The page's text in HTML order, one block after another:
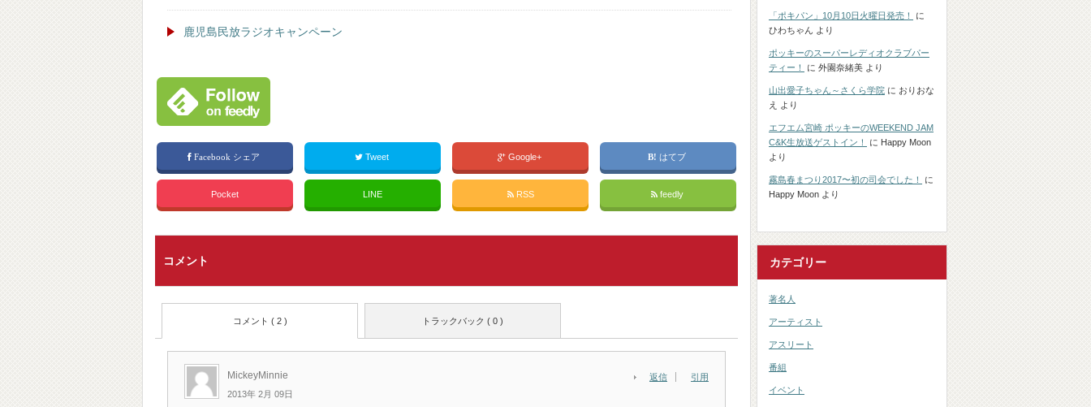
鹿児島民放ラジオキャンペーン
Facebook シェア Tweet Google+ はてブ
Pocket LINE RSS feedly
コメント
トラックバック ( 0 )
コメント ( 2 )
MickeyMinnie
2013年 2月 09日
返信 引用
「ポキパン」10月10日火曜日発売！
に
ひわちゃん より
ポッキーのスーパーレディオクラブパー
ティー！
に 外園奈緒美 より
山出愛子ちゃん～さくら学院 に おりおな
え
より
エフエム宮崎 ポッキーのWEEKEND JAM
C&K生放送ゲストイン！
に Happy Moon
より
霧島春まつり2017〜初の司会でした！
に
Happy Moon より
カテゴリー
著名人
アーティスト
アスリート
番組
イベント